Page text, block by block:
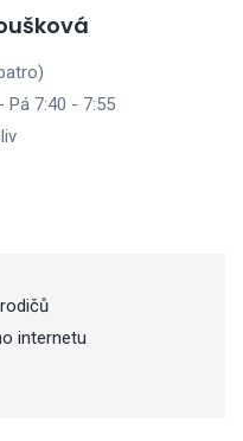
Pá 7:40 - 7:55
internetu